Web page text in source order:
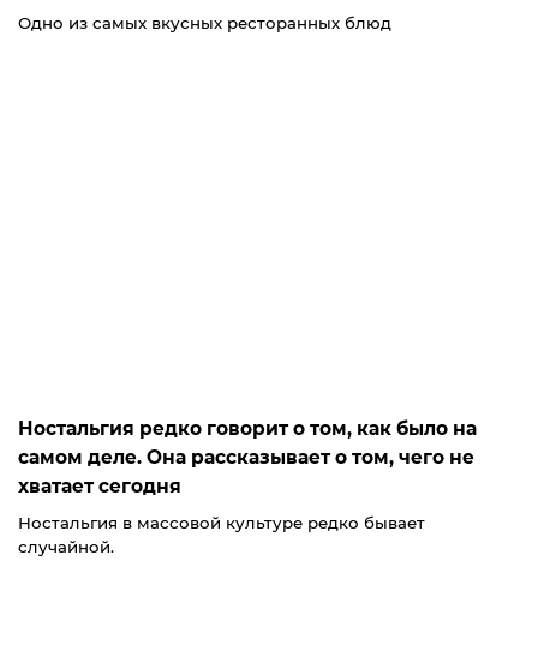
Одно из самых вкусных ресторанных блюд
Ностальгия редко говорит о том, как было на
самом деле. Она рассказывает о том, чего не
хватает сегодня
Ностальгия в массовой культуре редко бывает
случайной.